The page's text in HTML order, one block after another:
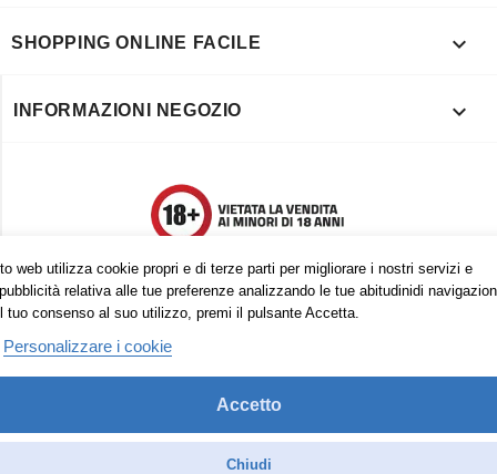
web utilizza cookie propri e di terze parti per migliorare i nostri servizi e
relativa alle tue preferenze analizzando le tue abitudinidi
tuo consenso al suo utilizzo, premi il pulsante Accetta.
Personalizzare i cookie
Accetto
Chiudi
SHOPPING ONLINE FACILE 
INFORMAZIONI NEGOZIO 
Trovaci anche su: